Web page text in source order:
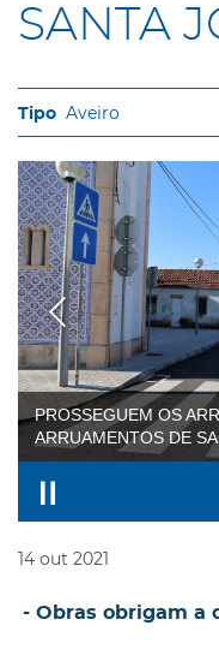
SANTA
Aveiro
14 out 2021
- Obras obrigam a